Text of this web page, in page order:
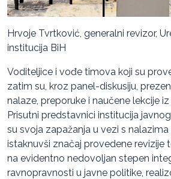
Hrvoje Tvrtković, generalni revizor,
institucija BiH
Voditeljice i vođe timova koji su
zatim su, kroz panel-diskusiju,
nalaze, preporuke i naučene lekcije
Prisutni predstavnici institucija
su svoja zapažanja u vezi s
istaknuvši značaj provedene revizije
na evidentno nedovoljan stepen
ravnopravnosti u javne politike,